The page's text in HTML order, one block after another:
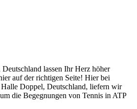
lassen Ihr Herz höher
auf der richtigen Seite! Hier bei
Doppel, Deutschland, liefern wir
die Begegnungen von Tennis in ATP